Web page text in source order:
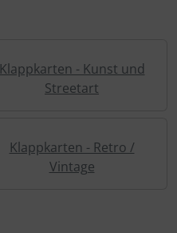
Klappkarten - Kunst und
Streetart
Klappkarten - Retro /
Vintage